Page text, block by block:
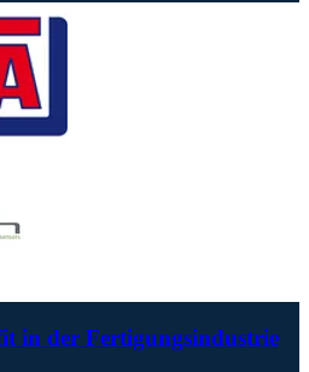
in der Fertigungsindustrie